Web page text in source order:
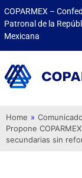
COPARMEX –
Patronal de la
Mexicana
Home »
Propone
secundarias sin